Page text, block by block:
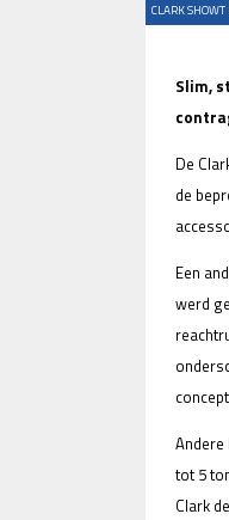
CLARK
Slim,
De
de
Een
werd
tot 5
Clark